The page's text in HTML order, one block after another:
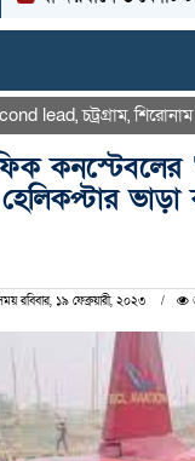
lead,চট্রগ্রাম,শিরোনাম
হেলিকপ্টার
রবিবার, ১৯ ফেব্রুয়ারী, ২০২৩